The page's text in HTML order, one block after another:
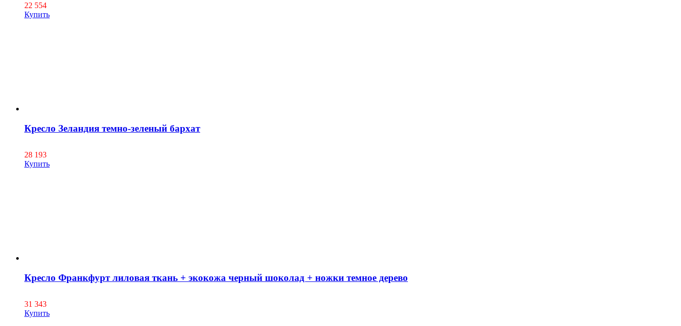
22 554
Купить
Кресло Зеландия темно-зеленый бархат
28 193
Купить
Кресло Франкфурт лиловая ткань + экокожа черный шоколад + ножки темное дерево
31 343
Купить